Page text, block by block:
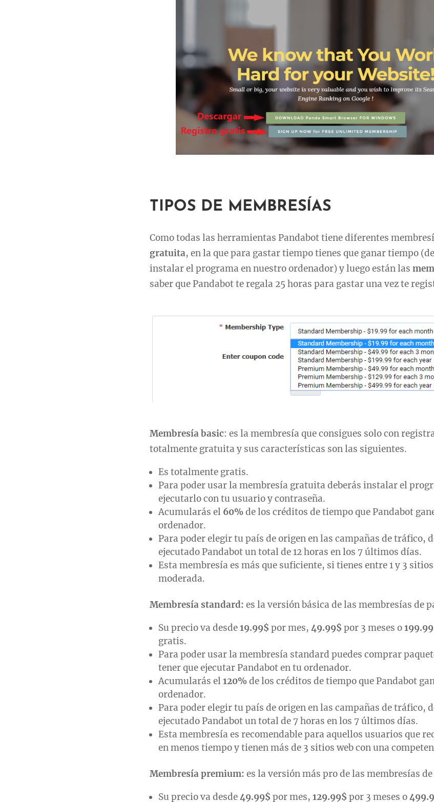
TIPOS DE MEMBRESÍAS
Como todas las herramientas Pandabot tiene diferentes
gratuita, en la que para gastar tiempo tienes que ganar tiempo
instalar el programa en nuestro ordenador) y luego están las
saber que Pandabot te regala 25 horas para gastar una vez te
Membresía basic: es la membresía que consigues solo con
totalmente gratuita y sus características son las siguientes.
Es totalmente gratis.
Para poder usar la membresía gratuita deberás instalar el
ejecutarlo con tu usuario y contraseña.
Acumularás el 60%de los créditos de tiempo que Pandabot
ordenador.
Para poder elegir tu país de origen en las campañas de tráfico,
ejecutado Pandabot un total de 12 horas en los 7 últimos días.
Esta membresía es más que suficiente, si tienes entre 1 y 3
moderada.
Membresía standard: es la versión básica de las membresías de
Su precio va desde19.99$ por mes, 49.99$ por 3 meses o
gratis.
Para poder usar la membresía standard puedes comprar
tener que ejecutar Pandabot en tu ordenador.
Acumularás el120%de los créditos de tiempo que Pandabot
ordenador.
Para poder elegir tu país de origen en las campañas de tráfico,
ejecutado Pandabot un total de 7 horas en los 7 últimos días.
Esta membresía es recomendable para aquellos usuarios que
en menos tiempo y tienen más de 3 sitios web con una
Membresía premium: es la versión más pro de las membresías de
Su precio va desde49.99$ por mes, 129.99$ por 3 meses o